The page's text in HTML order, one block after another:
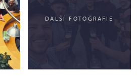
DALŠÍ FOTOGRAFIE